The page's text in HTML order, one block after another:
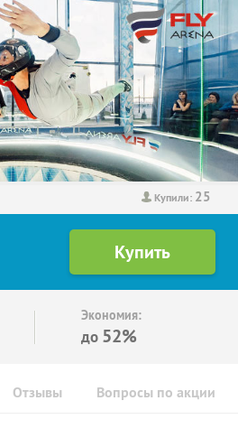
Купили: 25
Экономия:
до 52%
Отзывы Вопросы по акции